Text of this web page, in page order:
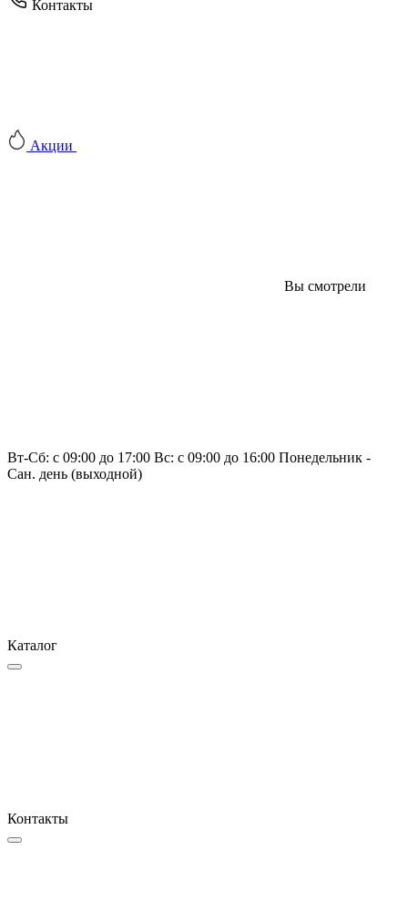
Контакты
Акции
Вы смотрели
Вт-Сб: с 09:00 до 17:00 Вс: с 09:00 до 16:00 Понедельник -
Сан. день (выходной)
Каталог
Контакты